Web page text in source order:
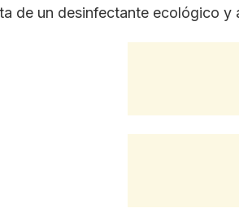
de un desinfectante ecológico y